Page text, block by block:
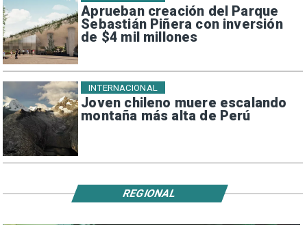
Aprueban creación del Parque
Sebastián Piñera con inversión
de $4 mil millones
Joven chileno muere escalando
montaña más alta de Perú
INTERNACIONAL
REGIONAL